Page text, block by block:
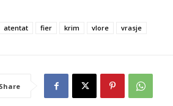
atentat fier krim vlore vrasje
Share